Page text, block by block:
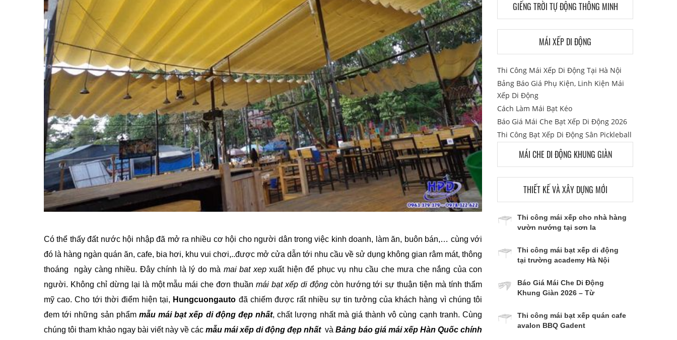
Có thể thấy đất nước hội nhập đã mở ra nhiều cơ hội cho người dân trong việc kinh doanh, làm ăn, buôn bán,… cùng với
đó là hàng ngàn quán ăn, cafe, bia hơi, khu vui chơi,..được mở cửa dẫn tới nhu cầu về sử dụng không gian râm mát, thông
thoáng ngày càng nhiều. Đây chính là lý do mà mai bat xep xuất hiện để phục vụ nhu cầu che mưa che nắng của con
người. Không chỉ dừng lại là một mẫu mái che đơn thuầnmái bạt xếp di động còn hướng tới sự thuận tiện mà tính thẩm
mỹ cao. Cho tới thời điểm hiện tại, Hungcuongauto đã chiếm được rất nhiều sự tin tưởng của khách hàng vì chúng tôi
đem tới những sản phẩm mẫu mái bạt xếp di động đẹp nhất, chất lượng nhất mà giá thành vô cùng cạnh tranh. Cùng
chúng tôi tham khảo ngay bài viết này về các mẫu mái xếp di động đẹp nhất và Bảng báo giá mái xếp Hàn Quốc chính
GIẾNG TRỜI TỰ ĐỘNG THÔNG MINH
MÁI XẾP DI ĐỘNG
Thi Công Mái Xếp Di Động Tại Hà Nội
Bảng Báo Giá Phụ Kiện, Linh Kiện Mái
Xếp Di Động
Cách Làm Mái Bạt Kéo
Báo Giá Mái Che Bạt Xếp Di Động 2026
Thi Công Bạt Xếp Di Động Sân Pickleball
MÁI CHE DI ĐỘNG KHUNG GIÀN
THIẾT KẾ VÀ XÂY DỰNG MỚI
Thi công mái xếp cho nhà hàng
vườn nướng tại sơn la
Thi công mái bạt xếp di động
tại trường academy Hà Nội
Báo Giá Mái Che Di Động
Khung Giàn 2026 – Từ
Thi công mái bạt xếp quán cafe
avalon BBQ Gadent